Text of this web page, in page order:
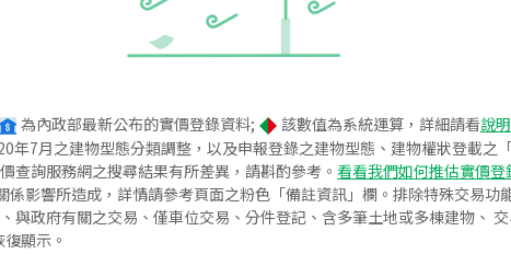
為內政部最新公布的實價登錄資料; 該數值為系統運算，詳細請看說明
年7月之建物型態分類調整，以及申報登錄之建物型態、建物權狀登載之
查詢服務網之搜尋結果有所差異，請斟酌參考。 看看我們如何推估實價
影響所造成，詳情請參考頁面之粉色「備註資訊」欄。排除特殊交易功
與政府有關之交易、僅車位交易、分件登記、含多筆土地或多棟建物、
顯示。